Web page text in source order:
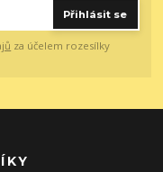
Přihlásit se
za účelem rozesílky